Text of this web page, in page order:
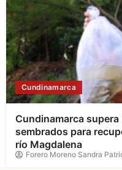
Cundinamarca
Cundinamarca
sembrados para
río Magdalena
Forero Moreno Sandra